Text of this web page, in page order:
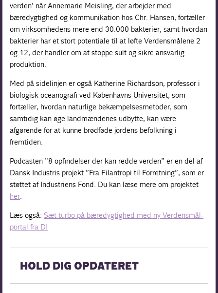
verden’ når Annemarie Meisling, der arbejder med
bæredygtighed og kommunikation hos Chr. Hansen, fortæller
om virksomhedens mere end 30.000 bakterier, samt hvordan
bakterier har et stort potentiale til at løfte Verdensmålene 2
og 12, der handler om at stoppe sult og sikre ansvarlig
produktion.
Med på sidelinjen er også Katherine Richardson, professor i
biologisk oceanografi ved Københavns Universitet, som
fortæller, hvordan naturlige bekæmpelsesmetoder, som
samtidig kan øge landmændenes udbytte, kan være
afgørende for at kunne brødføde jordens befolkning i
fremtiden.
Podcasten ”8 opfindelser der kan redde verden” er en del af
Dansk Industris projekt ”Fra Filantropi til Forretning”, som er
støttet af Industriens Fond. Du kan læse mere om projektet
her.
Læs også:Sæt turbo på bæredygtighed med ny Verdensmål-
portal fra DI
HOLD DIG OPDATERET